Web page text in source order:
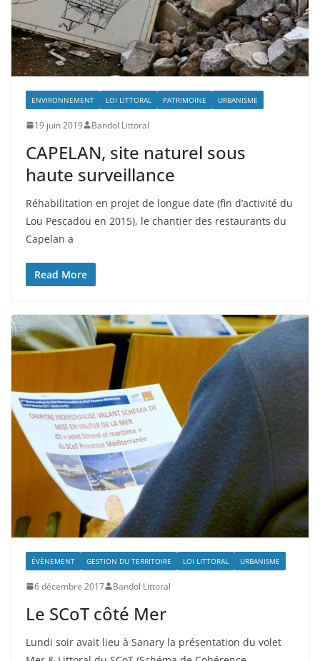
ENVIRONNEMENT LOI LITTORAL PATRIMOINE URBANISME
19 juin 2019 Bandol Littoral
CAPELAN, site naturel sous
haute surveillance
Réhabilitation en projet de longue date (fin d’activité du
Lou Pescadou en 2015), le chantier des restaurants du
Capelan a
Read More
ÉVÈNEMENT GESTION DU TERRITOIRE LOI LITTORAL URBANISME
6 décembre 2017 Bandol Littoral
Le SCoT côté Mer
Lundi soir avait lieu à Sanary la présentation du volet